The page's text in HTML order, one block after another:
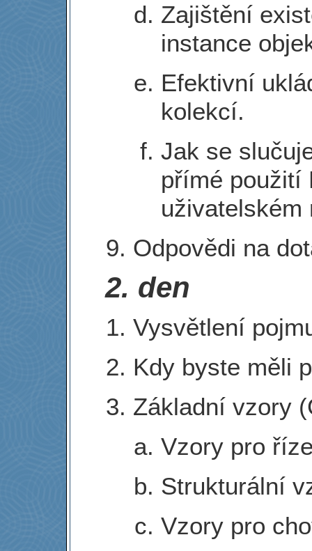
Zajištění
instance
Efektivní
kolekcí.
Jak se
přímé použití
uživatelském
Odpovědi na
2. den
Vysvětlení
Kdy byste měli
Základní vzory
Vzory pro
Strukturální
Vzory pro